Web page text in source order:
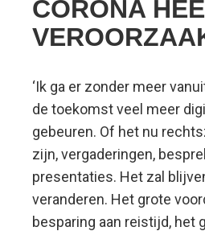
CORONA
‘Ik ga er zonder meer
de toekomst veel meer
gebeuren. Of het nu
zijn, vergaderingen,
presentaties. Het zal
veranderen. Het grote
besparing aan reistijd, het